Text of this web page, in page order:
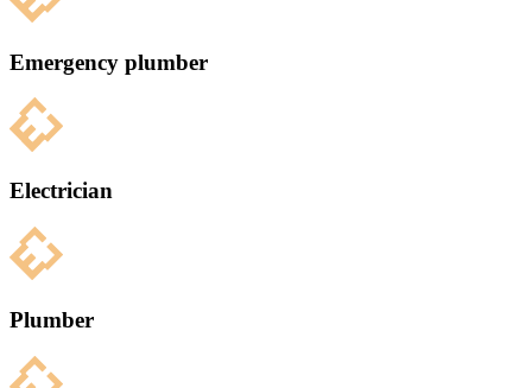
Emergency plumber
Electrician
Plumber